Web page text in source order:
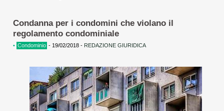
Condanna per i condomini che violano il
regolamento condominiale
• Condominio - 19/02/2018 - REDAZIONE GIURIDICA